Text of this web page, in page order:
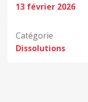
13 février 2026
Catégorie
Dissolutions